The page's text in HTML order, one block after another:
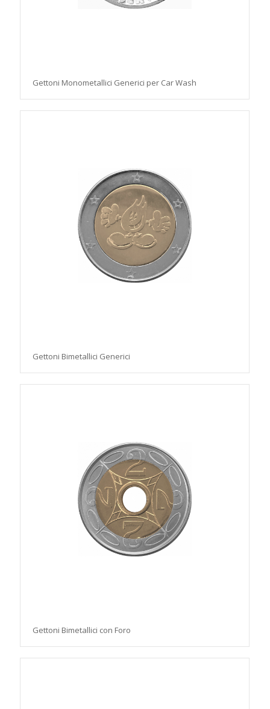
Gettoni Monometallici Generici per Car Wash
Gettoni Bimetallici Generici
Gettoni Bimetallici con Foro